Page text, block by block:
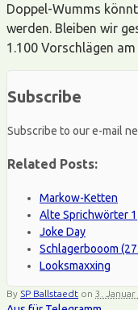
Doppel-Wumms
werden. Bleiben wir
1.100 Vorschlägen
Subscribe
Subscribe to our e-mail
Related Posts:
Markow-Ketten
Alte Sprichwörter 1
Joke Day
Schlagerbooom
Looksmaxxing
By SP Ballstaedt on 3. Januar